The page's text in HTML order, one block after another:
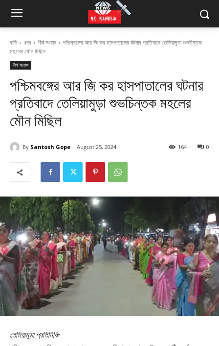
বাড়ি খবর শীর্ষ সংবাদ
পশ্চিমবঙ্গের আর জি কর হাসপাতালের ঘটনার প্রতিবাদে তেলিয়ামুড়া শুভচিন্তক
মহলের মৌন মিছিল
শীর্ষ সংবাদ
পশ্চিমবঙ্গের আর জি কর হাসপাতালের ঘটনার
প্রতিবাদে তেলিয়ামুড়া শুভচিন্তক মহলের
মৌন মিছিল
By Santosh Gope August 25, 2024 0
164
তেলিয়ামুড়া প্রতিনিধিঃ